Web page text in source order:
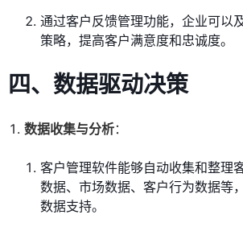
通过客户反馈管理功能，企业可以
策略，提高客户满意度和忠诚度。
四、数据驱动决策
数据收集与分析：
客户管理软件能够自动收集和整理
数据、市场数据、客户行为数据等
数据支持。